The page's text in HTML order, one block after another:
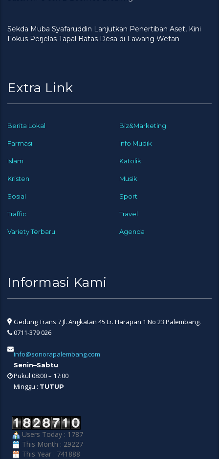
Sekda Muba Syafaruddin Lanjutkan Penertiban Aset, Kini
Fokus Perjelas Tapal Batas Desa di Lawang Wetan
Extra Link
Berita Lokal Biz&Marketing
Farmasi Info Mudik
Islam Katolik
Kristen Musik
Sosial Sport
Traffic Travel
Variety Terbaru Agenda
Informasi Kami
Gedung Trans 7 Jl. Angkatan 45 Lr. Harapan 1 No 23 Palembang.
0711-379 026
info@sonorapalembang.com
Senin–Sabtu
Pukul 08:00 – 17:00
Minggu : TUTUP
Users Today : 1787
This Month : 29227
This Year : 741888